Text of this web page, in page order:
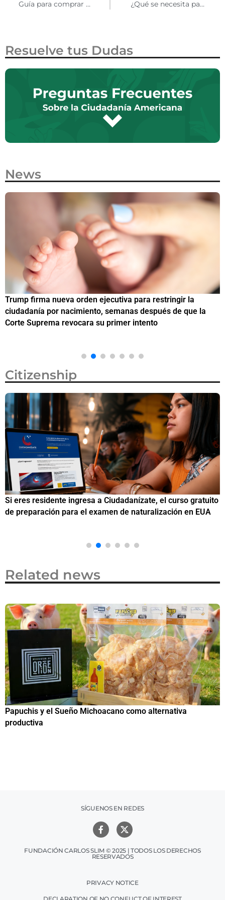
Guía para comprar una casa en Estados Unidos siendo inmigrante: consejos útiles para adquirir una propiedad con o sin documentos ¿Qué se necesita para la aprobación del Dream Act 2023?
Resuelve tus Dudas
News
Trump firma nueva orden ejecutiva para restringir la
ciudadanía por nacimiento, semanas después de que la
Corte Suprema revocara su primer intento
Citizenship
Si eres residente ingresa a Ciudadanízate, el curso gratuito
de preparación para el examen de naturalización en EUA
Related news
Papuchis y el Sueño Michoacano como alternativa
productiva
SÍGUENOS EN REDES
FUNDACIÓN CARLOS SLIM © 2025 | TODOS LOS DERECHOS
RESERVADOS
PRIVACY NOTICE